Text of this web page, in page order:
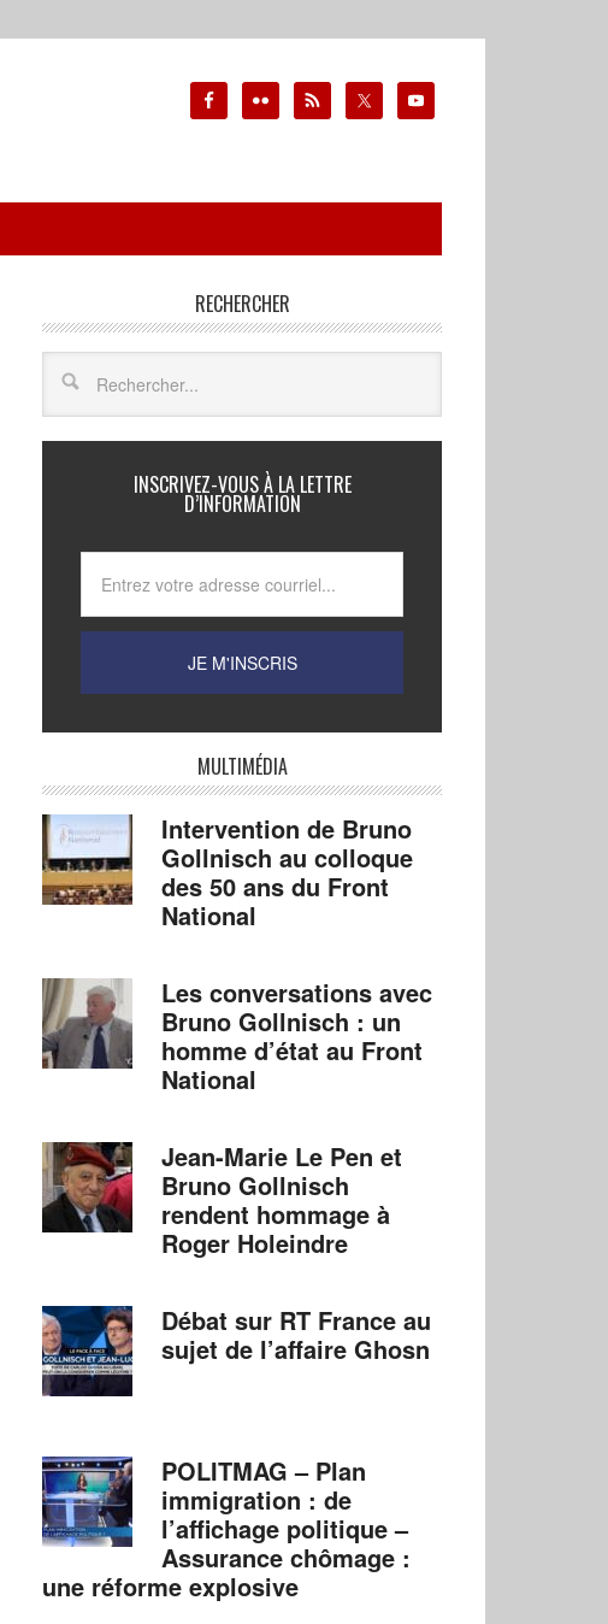
RECHERCHER
INSCRIVEZ-VOUS À LA LETTRE
D’INFORMATION
MULTIMÉDIA
Intervention de Bruno
Gollnisch au colloque
des 50 ans du Front
National
Les conversations avec
Bruno Gollnisch : un
homme d’état au Front
National
Jean-Marie Le Pen et
Bruno Gollnisch
rendent hommage à
Roger Holeindre
Débat sur RT France au
sujet de l’affaire Ghosn
POLITMAG – Plan
immigration : de
l’affichage politique –
Assurance chômage :
une réforme explosive